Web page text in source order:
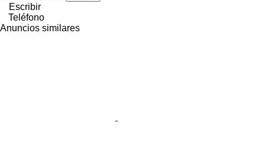
Escribir
Teléfono
Anuncios similares